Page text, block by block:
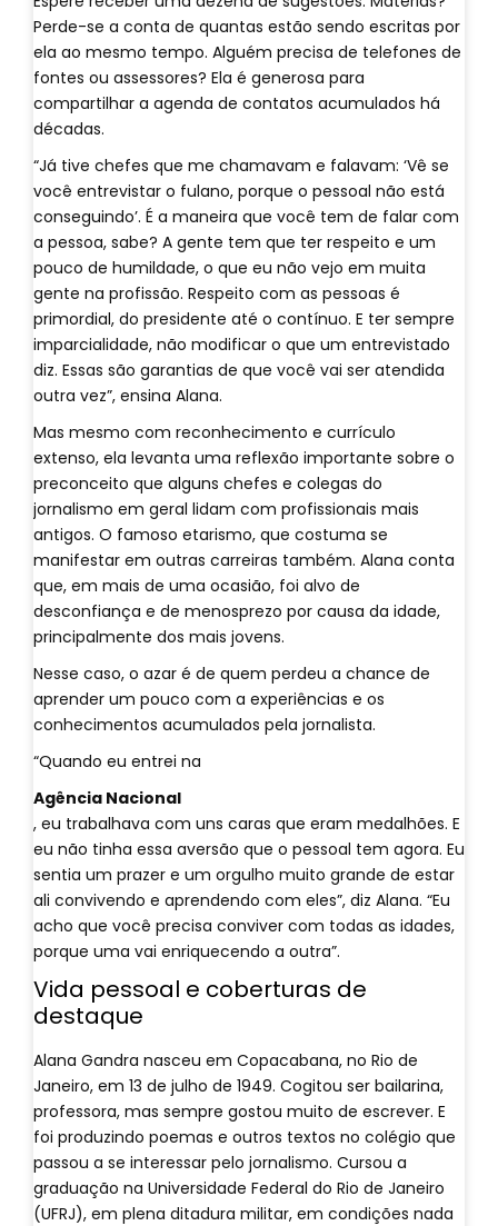
Perde-se a conta de quantas estão sendo escritas por
ela ao mesmo tempo. Alguém precisa de telefones de
fontes ou assessores? Ela é generosa para
compartilhar a agenda de contatos acumulados há
décadas.
“Já tive chefes que me chamavam e falavam: ‘Vê se
você entrevistar o fulano, porque o pessoal não está
conseguindo’. É a maneira que você tem de falar com
a pessoa, sabe? A gente tem que ter respeito e um
pouco de humildade, o que eu não vejo em muita
gente na profissão. Respeito com as pessoas é
primordial, do presidente até o contínuo. E ter sempre
imparcialidade, não modificar o que um entrevistado
diz. Essas são garantias de que você vai ser atendida
outra vez”, ensina Alana.
Mas mesmo com reconhecimento e currículo
extenso, ela levanta uma reflexão importante sobre o
preconceito que alguns chefes e colegas do
jornalismo em geral lidam com profissionais mais
antigos. O famoso etarismo, que costuma se
manifestar em outras carreiras também. Alana conta
que, em mais de uma ocasião, foi alvo de
desconfiança e de menosprezo por causa da idade,
principalmente dos mais jovens.
Nesse caso, o azar é de quem perdeu a chance de
aprender um pouco com a experiências e os
conhecimentos acumulados pela jornalista.
“Quando eu entrei na
Agência Nacional
, eu trabalhava com uns caras que eram medalhões. E
eu não tinha essa aversão que o pessoal tem agora. Eu
sentia um prazer e um orgulho muito grande de estar
ali convivendo e aprendendo com eles”, diz Alana. “Eu
acho que você precisa conviver com todas as idades,
porque uma vai enriquecendo a outra”.
Vida pessoal e coberturas de
destaque
Alana Gandra nasceu em Copacabana, no Rio de
Janeiro, em 13 de julho de 1949. Cogitou ser bailarina,
professora, mas sempre gostou muito de escrever. E
foi produzindo poemas e outros textos no colégio que
passou a se interessar pelo jornalismo. Cursou a
graduação na Universidade Federal do Rio de Janeiro
(UFRJ), em plena ditadura militar, em condições nada